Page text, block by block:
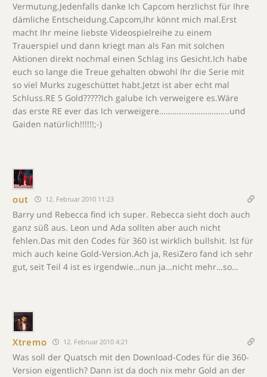
Vermutung.Jedenfalls danke Ich Capcom herzlichst für Ihre
dämliche Entscheidung.Capcom,Ihr könnt mich mal.Erst
macht Ihr meine liebste Videospielreihe zu einem
Trauerspiel und dann kriegt man als Fan mit solchen
Aktionen direkt nochmal einen Schlag ins Gesicht.Ich habe
euch so lange die Treue gehalten obwohl Ihr die Serie mit
so viel Murks zugeschüttet habt.Jetzt ist aber echt mal
Schluss.RE 5 Gold?????Ich galube Ich verweigere es.Wäre
das erste RE ever das Ich verweigere…………………………..und
Gaiden natürlich!!!!!!;-)
out 12. Februar 2010 11:23
Barry und Rebecca find ich super. Rebecca sieht doch auch
ganz süß aus. Leon und Ada sollten aber auch nicht
fehlen.Das mit den Codes für 360 ist wirklich bullshit. Ist für
mich auch keine Gold-Version.Ach ja, ResiZero fand ich sehr
gut, seit Teil 4 ist es irgendwie…nun ja…nicht mehr…so…
Xtremo 12. Februar 2010 4:21
Was soll der Quatsch mit den Download-Codes für die 360-
Version eigentlich? Dann ist da doch nix mehr Gold an der